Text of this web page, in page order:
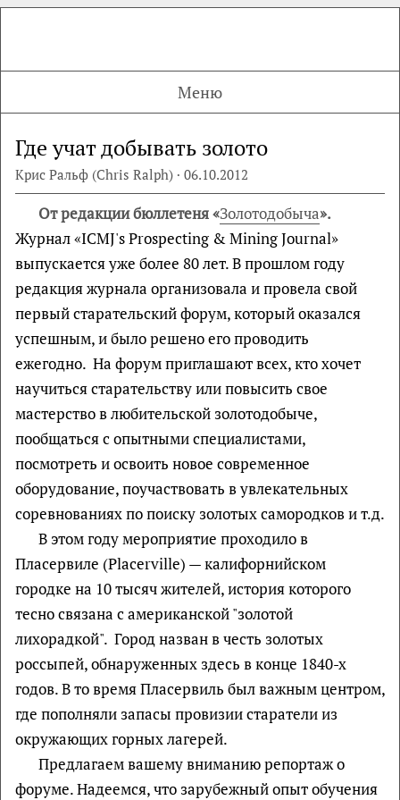
Меню
Где учат добывать золото
Крис Ральф (Chris Ralph) · 06.10.2012
От редакции бюллетеня «Золотодобыча».
Журнал «ICMJ's Prospecting & Mining Journal»
выпускается уже более 80 лет. В прошлом году
редакция журнала организовала и провела свой
первый старательский форум, который оказался
успешным, и было решено его проводить
ежегодно. На форум приглашают всех, кто хочет
научиться старательству или повысить свое
мастерство в любительской золотодобыче,
пообщаться с опытными специалистами,
посмотреть и освоить новое современное
оборудование, поучаствовать в увлекательных
соревнованиях по поиску золотых самородков и т.д.
В этом году мероприятие проходило в
Пласервиле (Placerville) — калифорнийском
городке на 10 тысяч жителей, история которого
тесно связана с американской "золотой
лихорадкой". Город назван в честь золотых
россыпей, обнаруженных здесь в конце 1840-х
годов. В то время Пласервиль был важным центром,
где пополняли запасы провизии старатели из
окружающих горных лагерей.
Предлагаем вашему вниманию репортаж о
форуме. Надеемся, что зарубежный опыт обучения